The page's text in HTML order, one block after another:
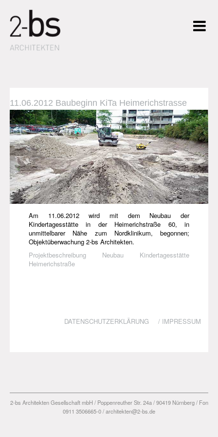
11.06.2012 Baubeginn KiTa Heimerichstrasse
Am 11.06.2012 wird mit dem Neubau der
Kindertagesstätte in der Heimerichstraße 60, in
unmittelbarer Nähe zum Nordklinikum, begonnen;
Objektüberwachung 2-bs Architekten.
Projektbeschreibung Neubau Kindertagesstätte
Heimerichstraße
DATENSCHUTZERKLÄRUNG / IMPRESSUM
2-bs Architekten Gesellschaft mbH / Poppenreuther Str. 24a / 90419 Nürnberg / Fon
0911 3506665-0 / architekten@2-bs.de